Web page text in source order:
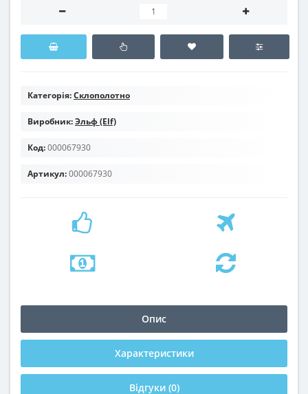
Категорія:Склополотно
Виробник:Эльф (Elf)
Код:000067930
Артикул:000067930
Опис
Характеристики
Відгуки (0)